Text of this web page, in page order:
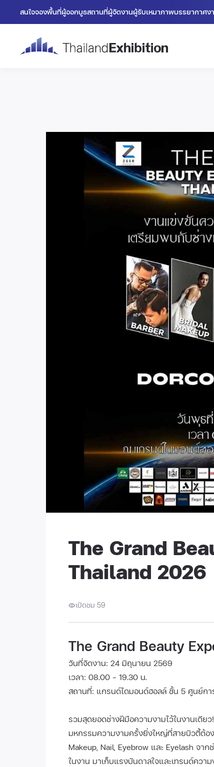
สนใจจองพื้นที่ผู้ออกบูธสถานที่ผู้จัดงานผู้รับเหมาภาพบรรยากาศง
The Grand
Thailand 2026
เปิดชม 59
The Grand Beauty
วันที่จัดงาน: 24 มิถุนายน 2569
เวลา: 08.00 - 19.30 น.
สถานที่: แกรนด์ไดมอนด์ฮอลล์ ชั้น 5 ศูนย์กา
รวมสุดยอดช่างฝีมือความงามไว้ในงานเดีย
มหกรรมความงามครั้งยิ่งใหญ่ที่สายบิวตี้ต้อ
Makeup, Nail, Eyebrow และ Eyelash จ
ในงาน มาเก็บแรงบันดาลใจและเทรนด์ควา